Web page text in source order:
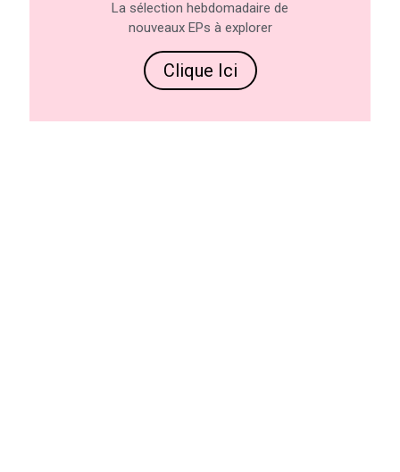
La sélection hebdomadaire de
nouveaux EPs à explorer
Clique Ici